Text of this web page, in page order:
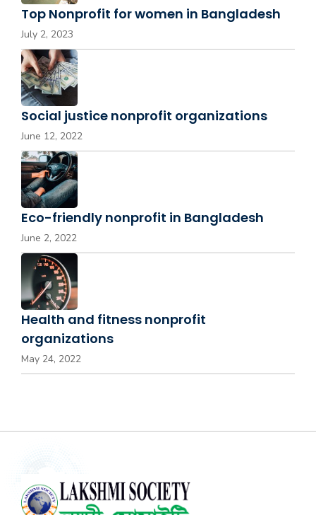
Top Nonprofit for women in Bangladesh
July 2, 2023
Social justice nonprofit organizations
June 12, 2022
Eco-friendly nonprofit in Bangladesh
June 2, 2022
Health and fitness nonprofit
organizations
May 24, 2022